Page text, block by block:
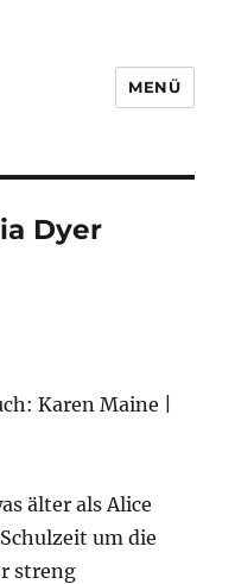
MENÜ
Dyer
Karen Maine |
älter als Alice
um die
streng